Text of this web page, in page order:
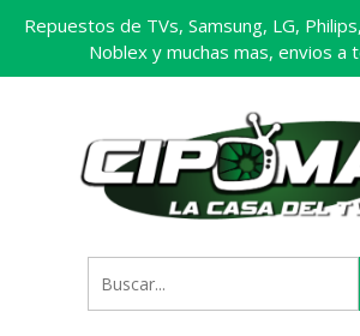
Repuestos de TVs, Samsung, LG,
Noblex y muchas mas, envios a